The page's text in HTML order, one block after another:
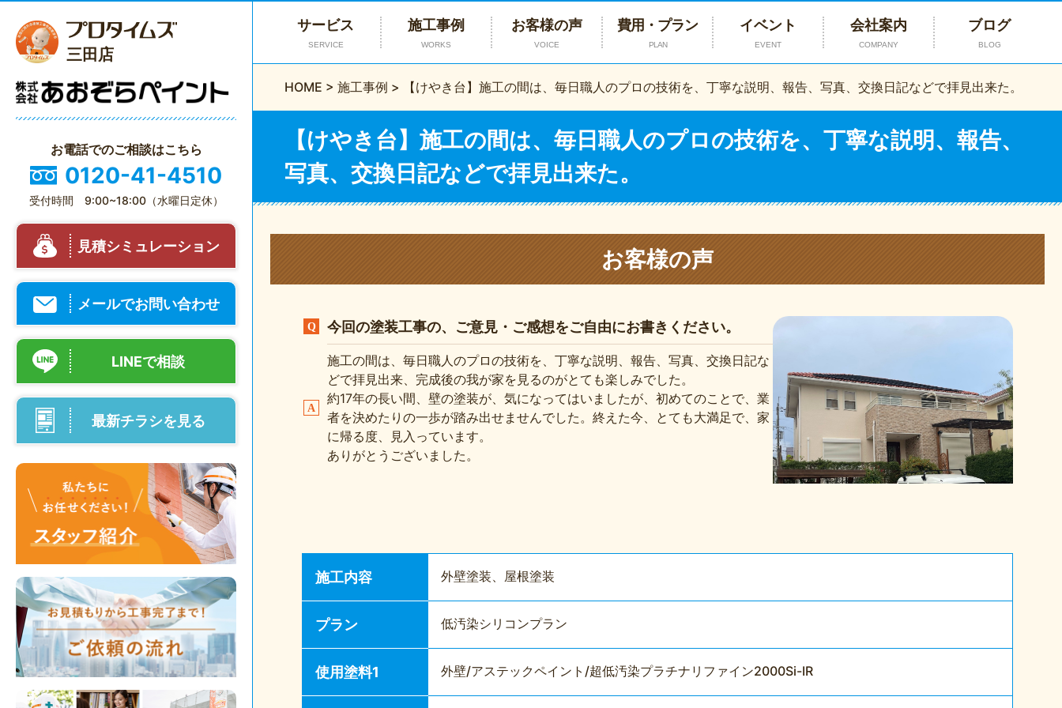
三田店
お電話でのご相談はこちら
0120-41-4510
受付時間 9:00~18:00（水曜日定休）
見積シミュレーション
メールでお問い合わせ
LINEで相談
最新チラシを見る
サービス
SERVICE
施工事例
WORKS
お客様の声
VOICE
費用・プラン
PLAN
イベント
EVENT
会社案内
COMPANY
ブログ
BLOG
HOME > 施工事例 > 【けやき台】施工の間は、毎日職人のプロの技術を、丁寧な説明、報告、写真、交換日記などで拝見出来た。
【けやき台】施工の間は、毎日職人のプロの技術を、丁寧な説明、報告、
写真、交換日記などで拝見出来た。
お客様の声
今回の塗装工事の、ご意見・ご感想をご自由にお書きください。
施工の間は、毎日職人のプロの技術を、丁寧な説明、報告、写真、交換日記な
どで拝見出来、完成後の我が家を見るのがとても楽しみでした。
約17年の長い間、壁の塗装が、気になってはいましたが、初めてのことで、業
者を決めたりの一歩が踏み出せませんでした。終えた今、とても大満足で、家
に帰る度、見入っています。
ありがとうございました。
施工内容 外壁塗装、屋根塗装
プラン 低汚染シリコンプラン
使用塗料1 外壁/アステックペイント/超低汚染プラチナリファイン2000Si-IR